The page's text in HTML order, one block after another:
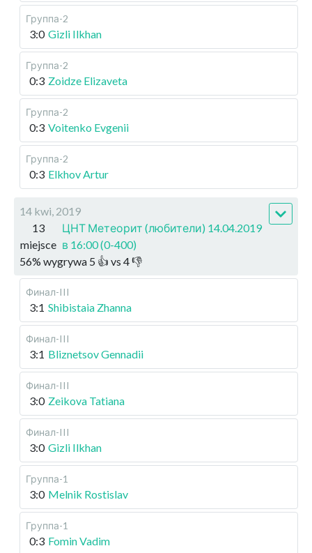
Группа-2
3:0 Gizli Ilkhan
Группа-2
0:3 Zoidze Elizaveta
Группа-2
0:3 Voitenko Evgenii
Группа-2
0:3 Elkhov Artur
14 kwi, 2019
13
miejsce
ЦНТ Метеорит (любители) 14.04.2019
в 16:00 (0-400)
56% wygrywa 5 👍 vs 4👎
Финал-III
3:1 Shibistaia Zhanna
Финал-III
3:1 Bliznetsov Gennadii
Финал-III
3:0 Zeikova Tatiana
Финал-III
3:0 Gizli Ilkhan
Группа-1
3:0 Melnik Rostislav
Группа-1
0:3 Fomin Vadim